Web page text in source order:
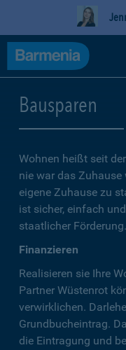
Bausparen
Wohnen heißt seit
nie war das
eigene Zuhause zu
ist sicher, einfach
staatlicher Förderung.
Finanzieren
Realisieren sie Ihre
Partner Wüstenrot
verwirklichen.
Grundbucheintrag.
die Eintragung und